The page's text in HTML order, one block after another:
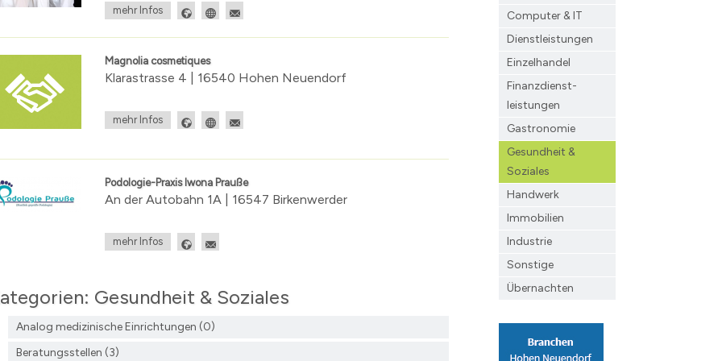
mehr Infos
Magnolia cosmetiques
Klarastrasse 4 | 16540 Hohen Neuendorf
mehr Infos
Podologie-Praxis Iwona Prauße
An der Autobahn 1A | 16547 Birkenwerder
mehr Infos
Gesundheit & Soziales
Analog medizinische Einrichtungen (0)
Beratungsstellen (3)
Computer & IT
Dienstleistungen
Einzelhandel
Finanzdienst­
leistungen
Gastronomie
Gesundheit &
Soziales
Handwerk
Immobilien
Industrie
Sonstige
Übernachten